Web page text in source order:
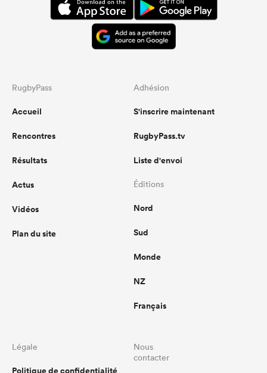
RugbyPass
Accueil
Rencontres
Résultats
Actus
Vidéos
Plan du site
Adhésion
S'inscrire maintenant
RugbyPass.tv
Liste d'envoi
Éditions
Nord
Sud
Monde
NZ
Français
Légale
Nous
contacter